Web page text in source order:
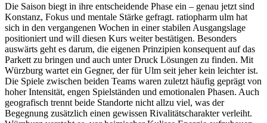
Die Saison biegt in ihre entscheidende Phase ein – genau jetzt sind
Konstanz, Fokus und mentale Stärke gefragt. ratiopharm ulm hat
sich in den vergangenen Wochen in einer stabilen Ausgangslage
positioniert und will diesen Kurs weiter bestätigen. Besonders
auswärts geht es darum, die eigenen Prinzipien konsequent auf das
Parkett zu bringen und auch unter Druck Lösungen zu finden. Mit
Würzburg wartet ein Gegner, der für Ulm seit jeher kein leichter ist.
Die Spiele zwischen beiden Teams waren zuletzt häufig geprägt von
hoher Intensität, engen Spielständen und emotionalen Phasen. Auch
geografisch trennt beide Standorte nicht allzu viel, was der
Begegnung zusätzlich einen gewissen Rivalitätscharakter verleiht.